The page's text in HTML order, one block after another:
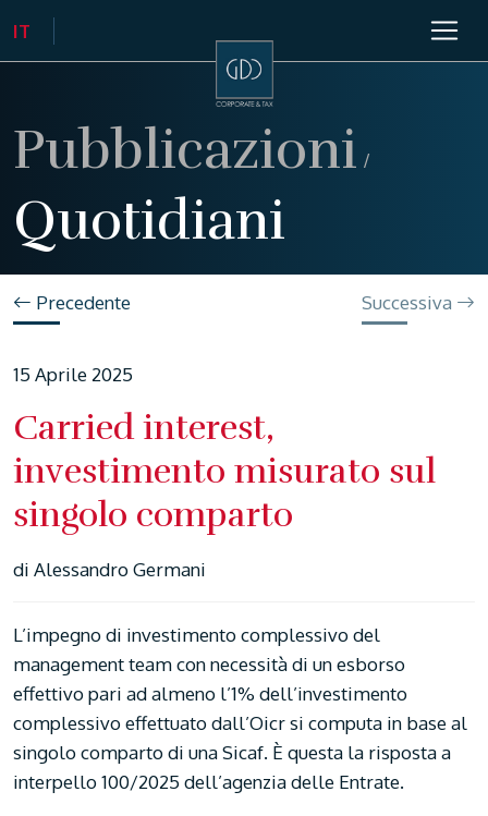
Pubblicazioni /
Quotidiani
Precedente Successiva
15 Aprile 2025
Carried interest,
investimento misurato sul
singolo comparto
di Alessandro Germani
L’impegno di investimento complessivo del
management team con necessità di un esborso
effettivo pari ad almeno l’1% dell’investimento
complessivo effettuato dall’Oicr si computa in base al
singolo comparto di una Sicaf. È questa la risposta a
interpello 100/2025 dell’agenzia delle Entrate.